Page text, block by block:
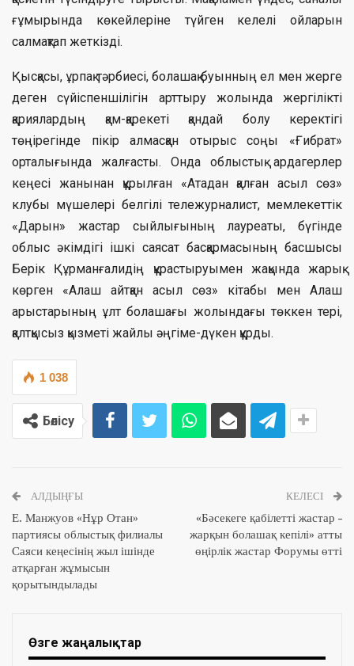
ғұмырында көкейлеріне түйген келелі ойларын
салмақтап жеткізді.
Қысқасы, ұрпақ тәрбиесі, болашақ буынның ел мен жерге
деген сүйіспеншілігін арттыру жолында жергілікті
қариялардың қам-қарекеті қандай болу керектігі
төңірегінде пікір алмасқан отырыс соңы «Ғибрат»
орталығында жалғасты. Онда облыстық ардагерлер
кеңесі жанынан құрылған «Атадан қалған асыл сөз»
клубы мүшелері белгілі тележурналист, мемлекеттік
«Дарын» жастар сыйлығының лауреаты, бүгінде
облыс әкімдігі ішкі саясат басқармасының басшысы
Берік Құрманғалидің құрастыруымен жақында жарық
көрген «Алаш айтқан асыл сөз» кітабы мен Алаш
арыстарының ұлт болашағы жолындағы төккен тері,
қалтқысыз қызметі жайлы әңгіме-дүкен құрды.
1 038
Бөлісу
АЛДЫҢҒЫ
Е. Манжуов «Нұр Отан»
партиясы облыстық филиалы
Саяси кеңесінің жыл ішінде
атқарған жұмысын
қорытындылады
КЕЛЕСІ
«Бәсекеге қабілетті жастар –
жарқын болашақ кепілі» атты
өңірлік жастар Форумы өтті
Өзге жаңалықтар